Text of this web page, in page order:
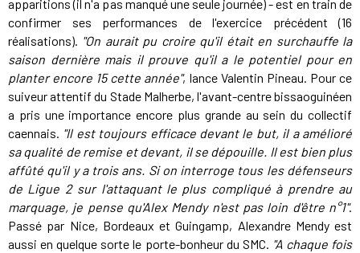
apparitions (il n'a pas manqué une seule journée) - est en train de
confirmer ses performances de l'exercice précédent (16
réalisations). "On aurait pu croire qu'il était en surchauffe la
saison dernière mais il prouve qu'il a le potentiel pour en
planter encore 15 cette année", lance Valentin Pineau. Pour ce
suiveur attentif du Stade Malherbe, l'avant-centre bissaoguinéen
a pris une importance encore plus grande au sein du collectif
caennais. "Il est toujours efficace devant le but, il a amélioré
sa qualité de remise et devant, il se dépouille. Il est bien plus
affûté qu'il y a trois ans. Si on interroge tous les défenseurs
de Ligue 2 sur l'attaquant le plus compliqué à prendre au
marquage, je pense qu'Alex Mendy n'est pas loin d'être n°1".
Passé par Nice, Bordeaux et Guingamp, Alexandre Mendy est
aussi en quelque sorte le porte-bonheur du SMC. "A chaque fois